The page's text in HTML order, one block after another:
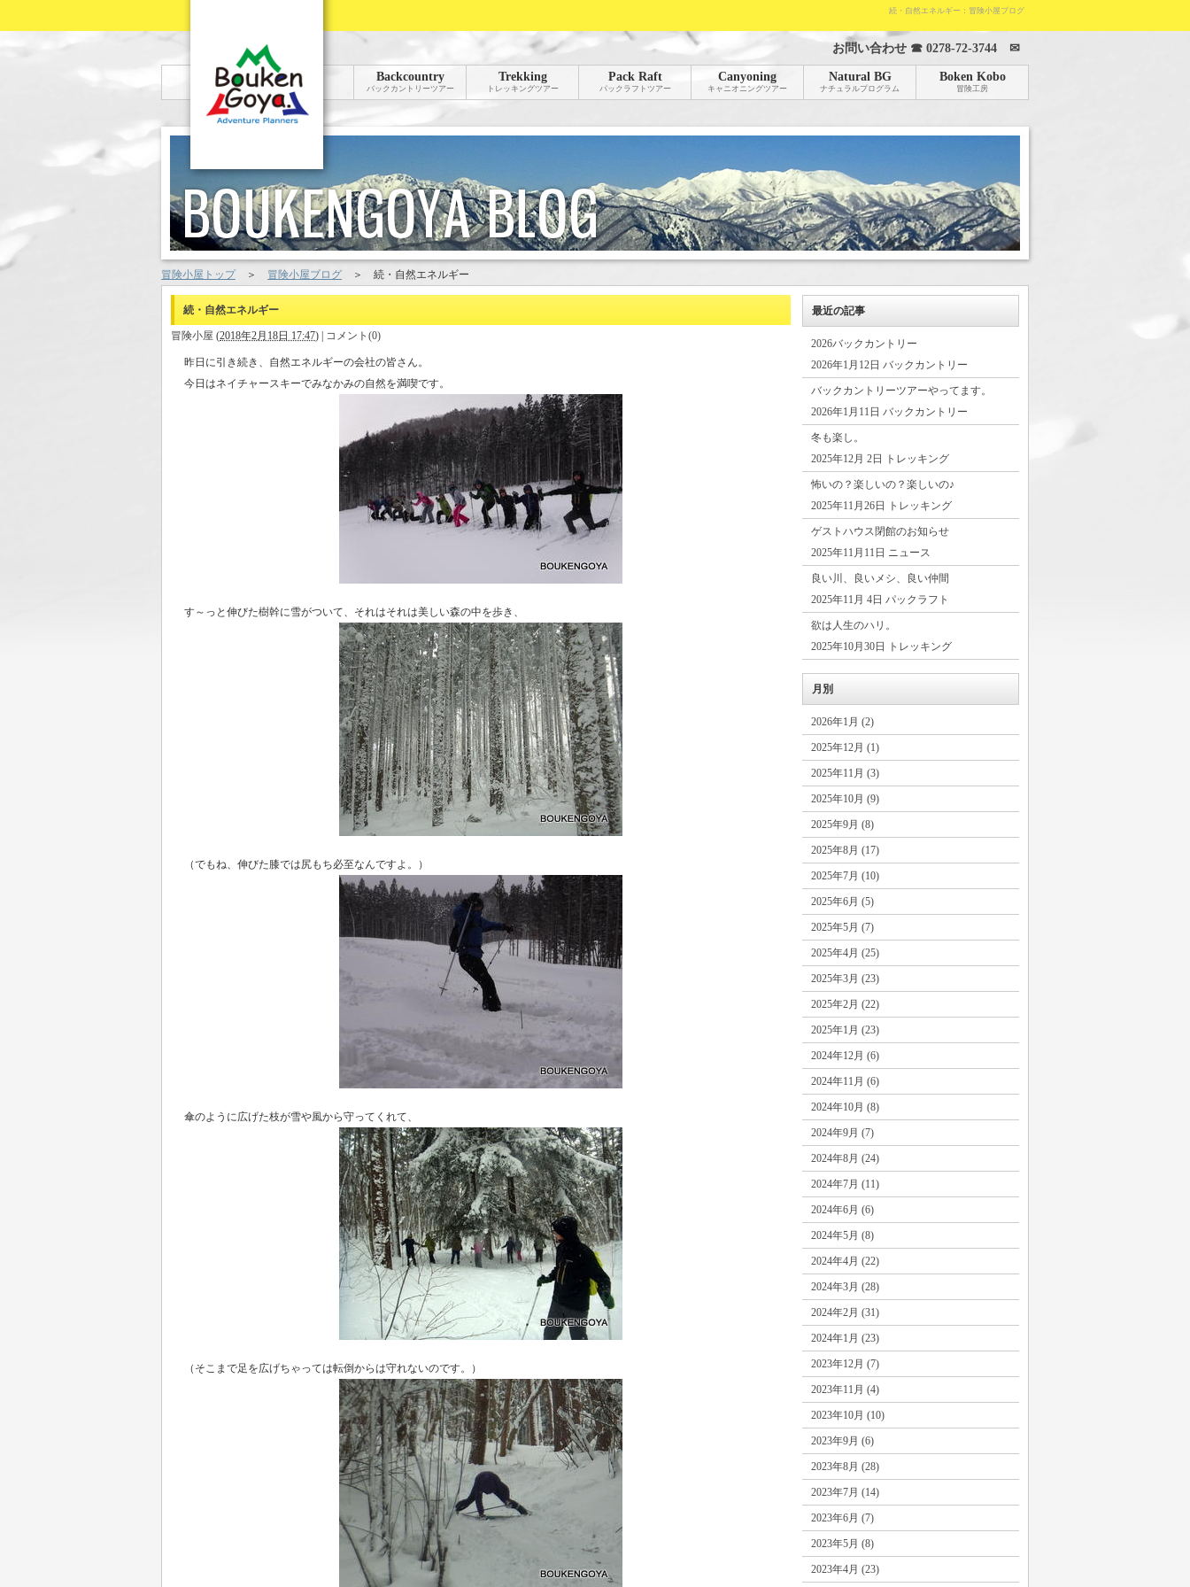
続・自然エネルギー：冒険小屋ブログ
お問い合わせ ☎ 0278-72-3744 ✉
Backcountry
バックカントリーツアー
Trekking
トレッキングツアー
Pack Raft
パックラフトツアー
Canyoning
キャニオニングツアー
Natural BG
ナチュラルプログラム
Boken Kobo
冒険工房
冒険小屋トップ＞ 冒険小屋ブログ ＞ 続・自然エネルギー
続・自然エネルギー
冒険小屋 (2018年2月18日 17:47) コメント(0)
昨日に引き続き、自然エネルギーの会社の皆さん。
今日はネイチャースキーでみなかみの自然を満喫です。
す～っと伸びた樹幹に雪がついて、それはそれは美しい森の中を歩き、
（でもね、伸びた膝では尻もち必至なんですよ。）
傘のように広げた枝が雪や風から守ってくれて、
（そこまで足を広げちゃっては転倒からは守れないのです。）
最近の記事
2026バックカントリー
2026年1月12日 バックカントリー
バックカントリーツアーやってます。
2026年1月11日 バックカントリー
冬も楽し。
2025年12月 2日 トレッキング
怖いの？楽しいの？楽しいの♪
2025年11月26日 トレッキング
ゲストハウス閉館のお知らせ
2025年11月11日 ニュース
良い川、良いメシ、良い仲間
2025年11月 4日 パックラフト
欲は人生のハリ。
2025年10月30日 トレッキング
月別
2026年1月 (2)
2025年12月 (1)
2025年11月 (3)
2025年10月 (9)
2025年9月 (8)
2025年8月 (17)
2025年7月 (10)
2025年6月 (5)
2025年5月 (7)
2025年4月 (25)
2025年3月 (23)
2025年2月 (22)
2025年1月 (23)
2024年12月 (6)
2024年11月 (6)
2024年10月 (8)
2024年9月 (7)
2024年8月 (24)
2024年7月 (11)
2024年6月 (6)
2024年5月 (8)
2024年4月 (22)
2024年3月 (28)
2024年2月 (31)
2024年1月 (23)
2023年12月 (7)
2023年11月 (4)
2023年10月 (10)
2023年9月 (6)
2023年8月 (28)
2023年7月 (14)
2023年6月 (7)
2023年5月 (8)
2023年4月 (23)